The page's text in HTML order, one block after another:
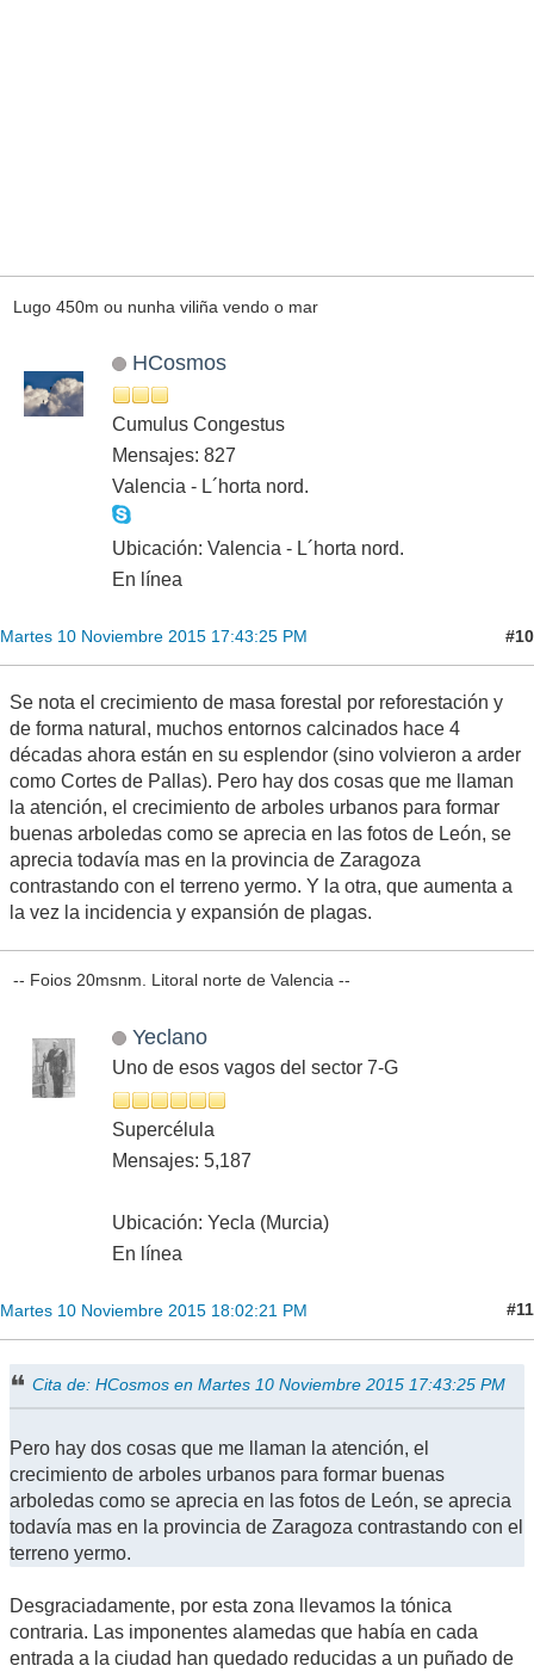
Lugo 450m ou nunha viliña vendo o mar
HCosmos
Cumulus Congestus
Mensajes: 827
Valencia - L´horta nord.
Ubicación: Valencia - L´horta nord.
En línea
Martes 10 Noviembre 2015 17:43:25 PM #10
Se nota el crecimiento de masa forestal por reforestación y
de forma natural, muchos entornos calcinados hace 4
décadas ahora están en su esplendor (sino volvieron a arder
como Cortes de Pallas). Pero hay dos cosas que me llaman
la atención, el crecimiento de arboles urbanos para formar
buenas arboledas como se aprecia en las fotos de León, se
aprecia todavía mas en la provincia de Zaragoza
contrastando con el terreno yermo. Y la otra, que aumenta a
la vez la incidencia y expansión de plagas.
-- Foios 20msnm. Litoral norte de Valencia --
Yeclano
Uno de esos vagos del sector 7-G
Supercélula
Mensajes: 5,187
Ubicación: Yecla (Murcia)
En línea
Martes 10 Noviembre 2015 18:02:21 PM #11
Cita de: HCosmos en Martes 10 Noviembre 2015 17:43:25 PM
Pero hay dos cosas que me llaman la atención, el
crecimiento de arboles urbanos para formar buenas
arboledas como se aprecia en las fotos de León, se aprecia
todavía mas en la provincia de Zaragoza contrastando con el
terreno yermo.
Desgraciadamente, por esta zona llevamos la tónica
contraria. Las imponentes alamedas que había en cada
entrada a la ciudad han quedado reducidas a un puñado de